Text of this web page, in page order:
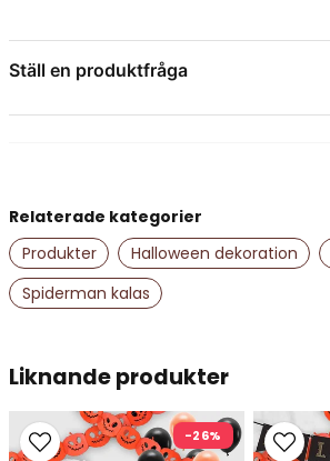
Ställ en produktfråga
name
Namn
Ja, ni får publicera min fråga
Liknande produkter
-26%
Relaterade kategorier
Produkter
Halloween dekoration
Spiderman kalas